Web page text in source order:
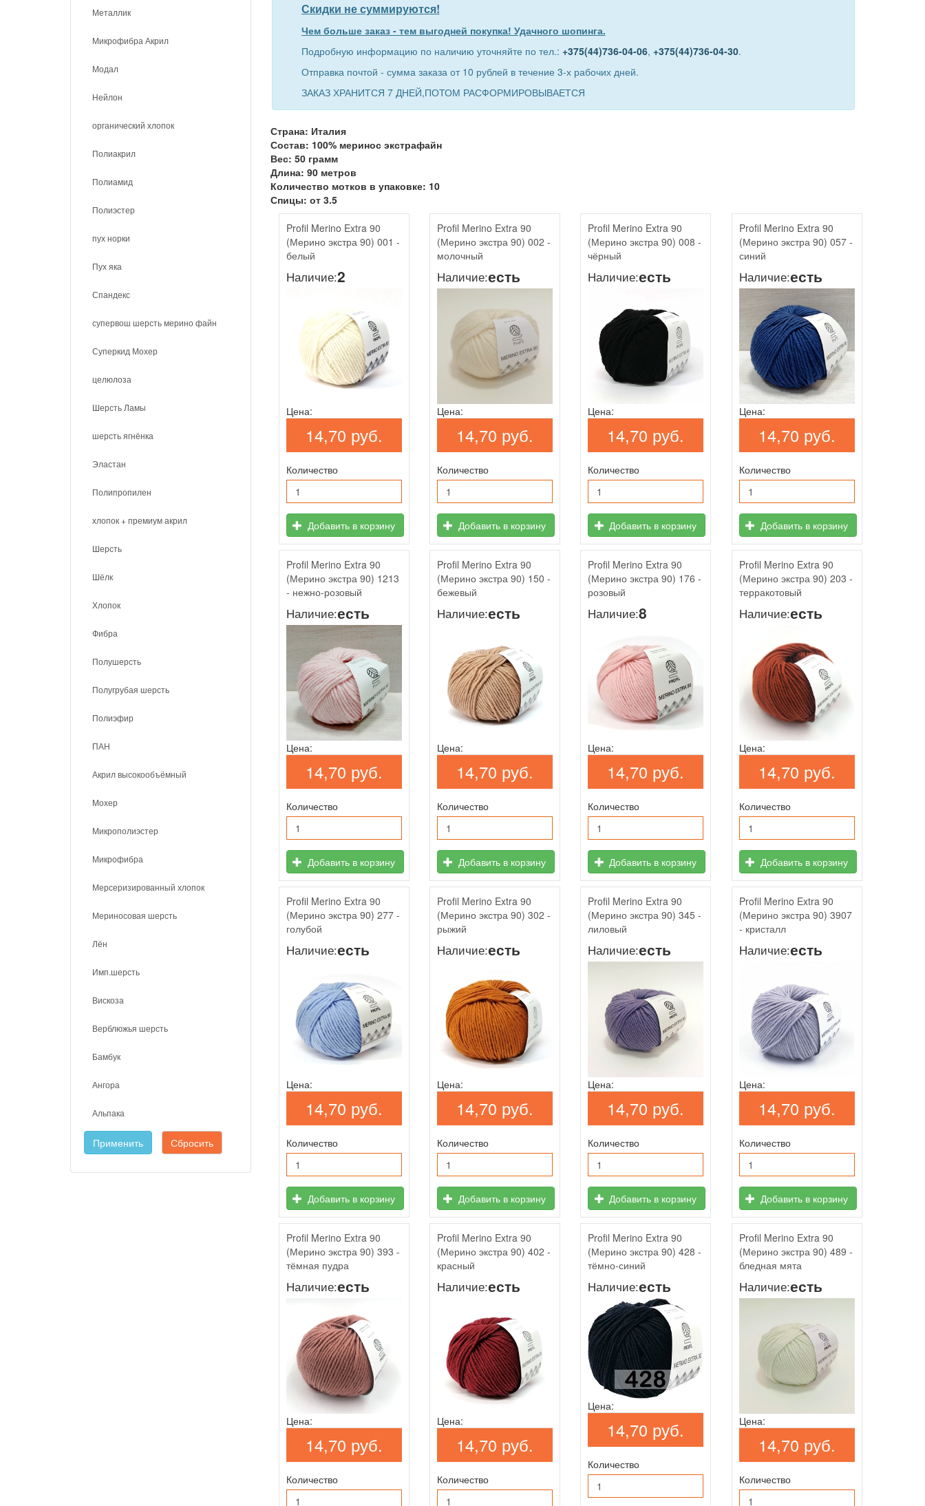
Металлик
Микрофибра Акрил
Модал
Нейлон
органический хлопок
Полиакрил
Полиамид
Полиэстер
пух норки
Пух яка
Спандекс
супервош шерсть мерино файн
Суперкид Мохер
целюлоза
Шерсть Ламы
шерсть ягнёнка
Эластан
Полипропилен
хлопок + премиум акрил
Шерсть
Шёлк
Хлопок
Фибра
Полушерсть
Полугрубая шерсть
Полиэфир
ПАН
Акрил высокообъёмный
Мохер
Микрополиэстер
Микрофибра
Мерсеризированный хлопок
Мериносовая шерсть
Лён
Имп.шерсть
Вискоза
Верблюжья шерсть
Бамбук
Ангора
Альпака
Применить Сбросить
Скидки не суммируются!
Чем больше заказ - тем выгодней покупка! Удачного шопинга.
Подробную информацию по наличию уточняйте по тел.: +375(44)736-04-06, +375(44)736-04-30.
Отправка почтой - сумма заказа от 10 рублей в течение 3-х рабочих дней.
ЗАКАЗ ХРАНИТСЯ 7 ДНЕЙ,ПОТОМ РАСФОРМИРОВЫВАЕТСЯ
Страна: Италия
Состав: 100% меринос экстрафайн
Вес: 50 грамм
Длина: 90 метров
Количество мотков в упаковке: 10
Спицы: от 3.5
Profil Merino Extra 90
(Мерино экстра 90) 001 -
белый
Наличие:2
Цена:
14,70 руб.
Количество
Добавить в корзину
Profil Merino Extra 90
(Мерино экстра 90) 002 -
молочный
Наличие:есть
Цена:
14,70 руб.
Количество
Добавить в корзину
Profil Merino Extra 90
(Мерино экстра 90) 008 -
чёрный
Наличие:есть
Цена:
14,70 руб.
Количество
Добавить в корзину
Profil Merino Extra 90
(Мерино экстра 90) 057 -
синий
Наличие:есть
Цена:
14,70 руб.
Количество
Добавить в корзину
Profil Merino Extra 90
(Мерино экстра 90) 1213
- нежно-розовый
Наличие:есть
Цена:
14,70 руб.
Количество
Добавить в корзину
Profil Merino Extra 90
(Мерино экстра 90) 150 -
бежевый
Наличие:есть
Цена:
14,70 руб.
Количество
Добавить в корзину
Profil Merino Extra 90
(Мерино экстра 90) 176 -
розовый
Наличие:8
Цена:
14,70 руб.
Количество
Добавить в корзину
Profil Merino Extra 90
(Мерино экстра 90) 203 -
терракотовый
Наличие:есть
Цена:
14,70 руб.
Количество
Добавить в корзину
Profil Merino Extra 90
(Мерино экстра 90) 277 -
голубой
Наличие:есть
Цена:
14,70 руб.
Количество
Добавить в корзину
Profil Merino Extra 90
(Мерино экстра 90) 302 -
рыжий
Наличие:есть
Цена:
14,70 руб.
Количество
Добавить в корзину
Profil Merino Extra 90
(Мерино экстра 90) 345 -
лиловый
Наличие:есть
Цена:
14,70 руб.
Количество
Добавить в корзину
Profil Merino Extra 90
(Мерино экстра 90) 3907
- кристалл
Наличие:есть
Цена:
14,70 руб.
Количество
Добавить в корзину
Profil Merino Extra 90
(Мерино экстра 90) 393 -
тёмная пудра
Наличие:есть
Цена:
14,70 руб.
Количество
Profil Merino Extra 90
(Мерино экстра 90) 402 -
красный
Наличие:есть
Цена:
14,70 руб.
Количество
Profil Merino Extra 90
(Мерино экстра 90) 428 -
тёмно-синий
Наличие:есть
Цена:
14,70 руб.
Количество
Profil Merino Extra 90
(Мерино экстра 90) 489 -
бледная мята
Наличие:есть
Цена:
14,70 руб.
Количество